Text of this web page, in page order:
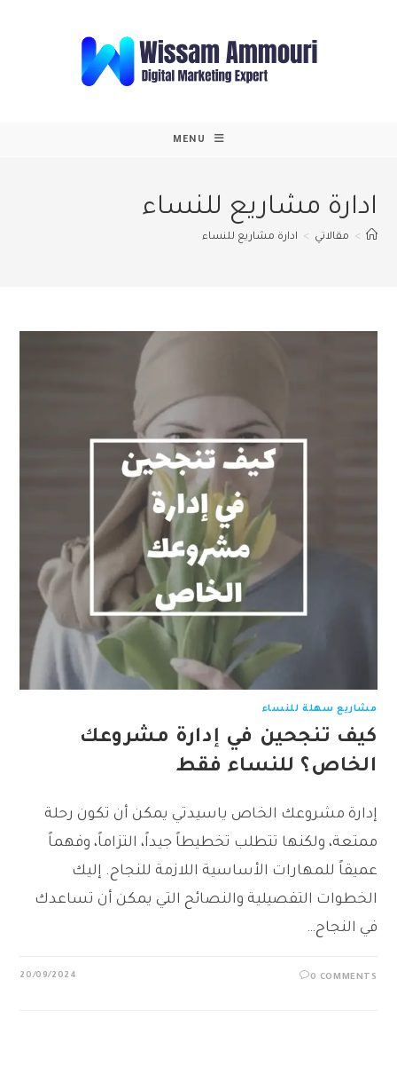
MENU
ادارة مشاريع للنساء
> مقالاتي > ادارة مشاريع للنساء
مشاريع سهلة للنساء
كيف تنجحين في إدارة مشروعك
الخاص؟ للنساء فقط
إدارة مشروعك الخاص ياسيدتي يمكن أن تكون رحلة
ممتعة، ولكنها تتطلب تخطيطاً جيداً، التزاماً، وفهماً
عميقاً للمهارات الأساسية اللازمة للنجاح. إليك
الخطوات التفصيلية والنصائح التي يمكن أن تساعدك
في النجاح…
0 COMMENTS
20/09/2024